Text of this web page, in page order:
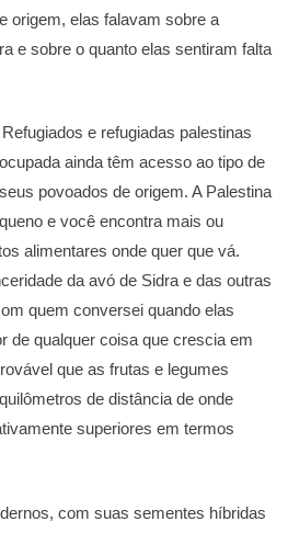
origem, elas falavam sobre a
e sobre o quanto elas sentiram falta
e refugiadas palestinas
ainda têm acesso ao tipo de
povoados de origem. A Palestina
e você encontra mais ou
alimentares onde quer que vá.
da avó de Sidra e das outras
quem conversei quando elas
de qualquer coisa que crescia em
que as frutas e legumes
de distância de onde
superiores em termos
com suas sementes híbridas